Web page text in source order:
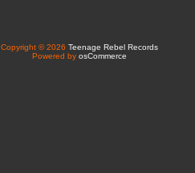
Copyright © 2026 Teenage Rebel Records
Powered by osCommerce